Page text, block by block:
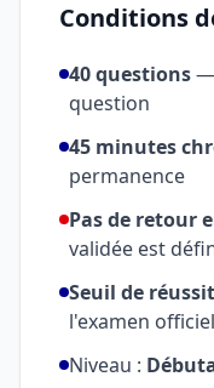
Conditions
40 questions—
question
45 minutes
permanence
Pas de retour
validée est
Seuil de
l'examen officiel
Niveau :